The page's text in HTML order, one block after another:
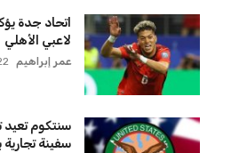
اتحاد جدة
لاعبي الأهلي
عمر إبراهيم 22
سفينة